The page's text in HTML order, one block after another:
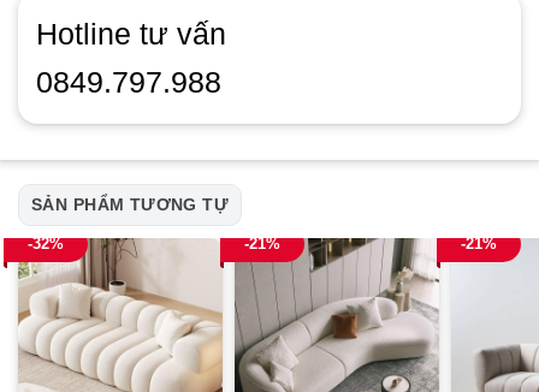
Hotline tư vấn
0849.797.988
SẢN PHẨM TƯƠNG TỰ
-32% -21% -21%